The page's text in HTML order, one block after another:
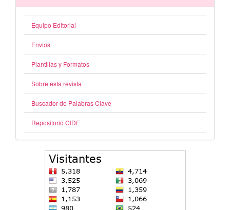
Equipo Editorial
Envios
Plantillas y Formatos
Sobre esta revista
Buscador de Palabras Clave
Repositorio CIDE